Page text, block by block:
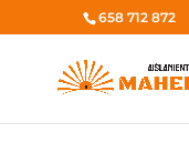
658 712 872